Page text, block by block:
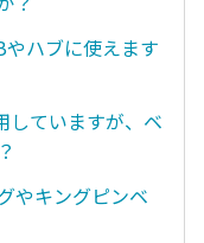
ハブに使えます
していますが、ベ
やキングピンベ